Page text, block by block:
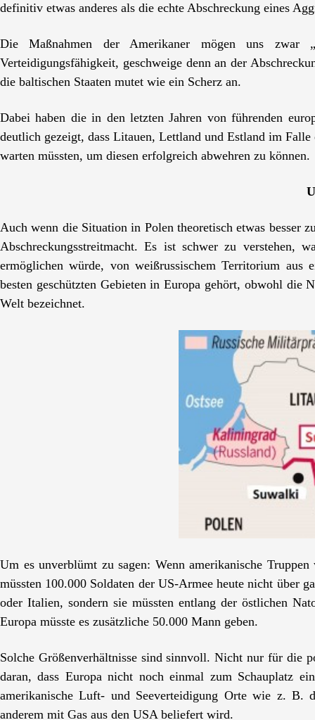
definitiv etwas anderes als die echte Abschreckung eines
Die Maßnahmen der Amerikaner mögen uns
Verteidigungsfähigkeit, geschweige denn an der
die baltischen Staaten mutet wie ein Scherz an.
Dabei haben die in den letzten Jahren von führenden
deutlich gezeigt, dass Litauen, Lettland und Estland im
warten müssten, um diesen erfolgreich abwehren zu können.
Auch wenn die Situation in Polen theoretisch etwas besser
Abschreckungsstreitmacht. Es ist schwer zu verstehen,
ermöglichen würde, von weißrussischem Territorium
besten geschützten Gebieten in Europa gehört, obwohl die
Welt bezeichnet.
Um es unverblümt zu sagen: Wenn amerikanische
müssten 100.000 Soldaten der US-Armee heute nicht über
oder Italien, sondern sie müssten entlang der östlichen
Europa müsste es zusätzliche 50.000 Mann geben.
Solche Größenverhältnisse sind sinnvoll. Nicht nur für die
daran, dass Europa nicht noch einmal zum Schauplatz
amerikanische Luft- und Seeverteidigung Orte wie z. B.
anderem mit Gas aus den USA beliefert wird.